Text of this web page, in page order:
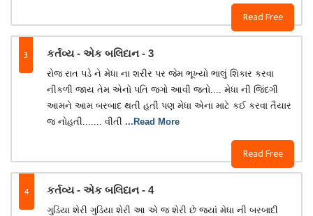
Read Free
3 કર્તવ્ય - એક બલિદાન - 3
Read Free
રોજ રાત પડે ને મેધા ના શરીર પર જેમ ભૂખ્યો ભાલું શિકાર કરવા
નીકળી જાય તેમ એનો પતિ જગો આવી જતો.... મેધા ની જિંદગી
આમને આમ બરબાદ થતી હતી પણ મેધા એના માટે કઈ કરવા તૈયાર
જ નોહતી....... વીતી ...Read More
4 કર્તવ્ય - એક બલિદાન - 4
ગુડિયા શેરી ગુડિયા શેરી આ એ જ શેરી છે જ્યાં મેધા ની બરબાદી